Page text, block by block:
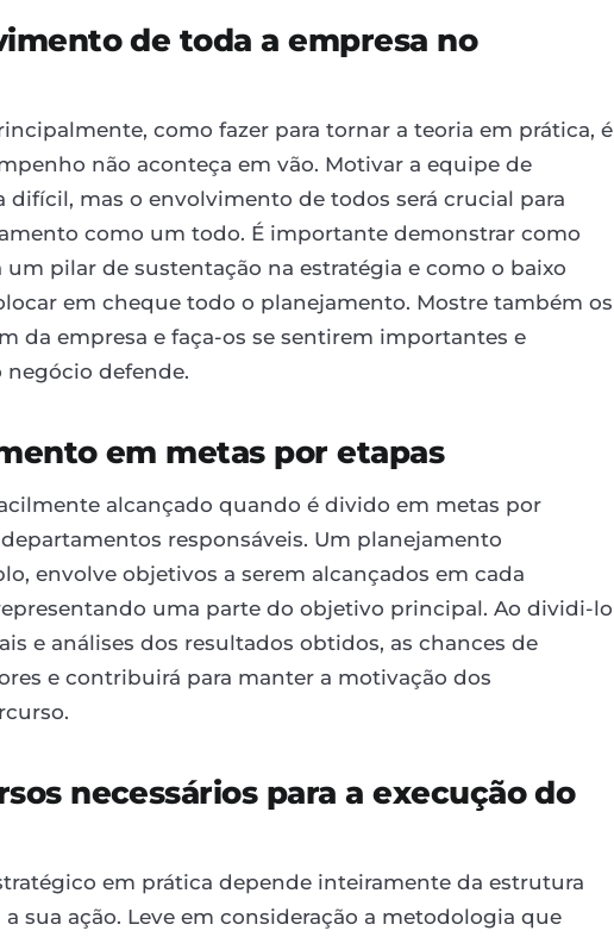
de toda a empresa no
como fazer para tornar a teoria em prática, é
não aconteça em vão. Motivar a equipe de
difícil, mas o envolvimento de todos será crucial para
como um todo. É importante demonstrar como
pilar de sustentação na estratégia e como o baixo
em cheque todo o planejamento. Mostre também os
da empresa e faça-os se sentirem importantes e
negócio defende.
em metas por etapas
alcançado quando é divido em metas por
responsáveis. Um planejamento
envolve objetivos a serem alcançados em cada
uma parte do objetivo principal. Ao dividi-lo
e análises dos resultados obtidos, as chances de
e contribuirá para manter a motivação dos
necessários para a execução do
em prática depende inteiramente da estrutura
sua ação. Leve em consideração a metodologia que